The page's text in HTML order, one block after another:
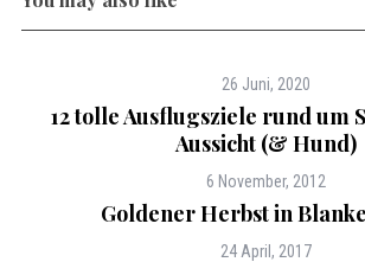
26 Juni, 2020
12 tolle Ausflugsziele rund um
Aussicht (& Hund)
6 November, 2012
Goldener Herbst in
24 April, 2017